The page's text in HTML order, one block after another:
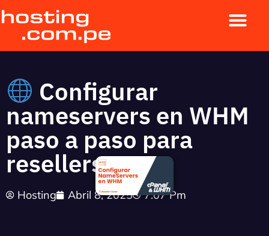
Configurar
nameservers en WHM
paso a paso para
resellers
Hosting Abril 8, 2025 7:07 Pm